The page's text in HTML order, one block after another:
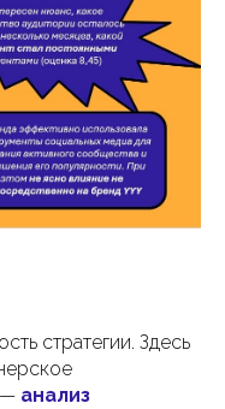
стратегии. Здесь
— анализ